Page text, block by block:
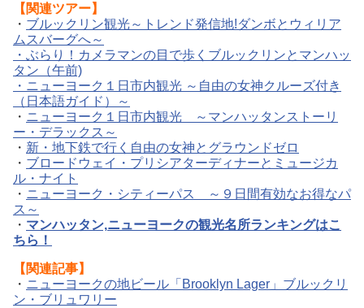
【 関連ツアー】
・ ブルックリン観光～トレンド発信地!ダンボとウィリア
ムスバーグへ～
・ ぶらり！カメラマンの目で歩くブルックリンとマンハッ
タン（午前)
・ ニューヨーク１日市内観光 ～自由の女神クルーズ付き
（日本語ガイド）～
・ ニューヨーク１日市内観光 ～マンハッタンストーリ
ー・デラックス～
・ 新・地下鉄で行く自由の女神とグラウンドゼロ
・ ブロードウェイ・プリシアターディナーとミュージカ
ル・ナイト
・ ニューヨーク・シティーパス ～９日間有効なお得なパ
ス～
・ マンハッタン,ニューヨークの観光名所ランキングはこ
ちら！
【関連記事】
・ ニューヨークの地ビール「Brooklyn Lager」ブルックリ
ン・ブリュワリー